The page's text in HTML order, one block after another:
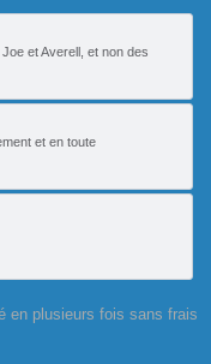
et Averell, et non des
et en toute